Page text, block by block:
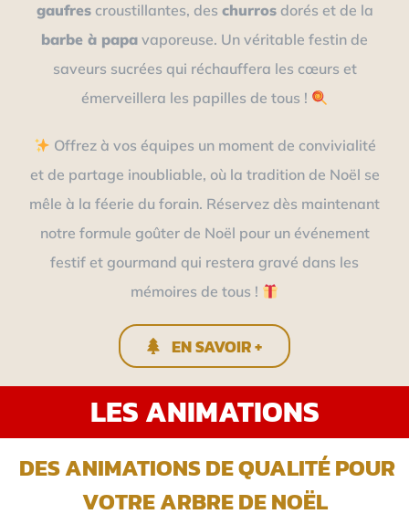
gaufrescroustillantes, des churrosdorés et de la
barbe à papa vaporeuse. Un véritable festin de
saveurs sucrées qui réchauffera les cœurs et
émerveillera les papilles de tous !
Offrez à vos équipes un moment de convivialité
et de partage inoubliable, où la tradition de Noël se
mêle à la féerie du forain. Réservez dès maintenant
notre formule goûter de Noël pour un événement
festif et gourmand qui restera gravé dans les
mémoires de tous !
EN SAVOIR +
LES ANIMATIONS
DES ANIMATIONS DE QUALITÉ POUR
VOTRE ARBRE DE NOËL